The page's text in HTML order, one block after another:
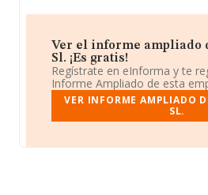
Ver el informe ampliado
Sl. ¡Es gratis!
Regístrate en eInforma y te
Informe Ampliado de esta
VER INFORME AMPLIADO
SL.